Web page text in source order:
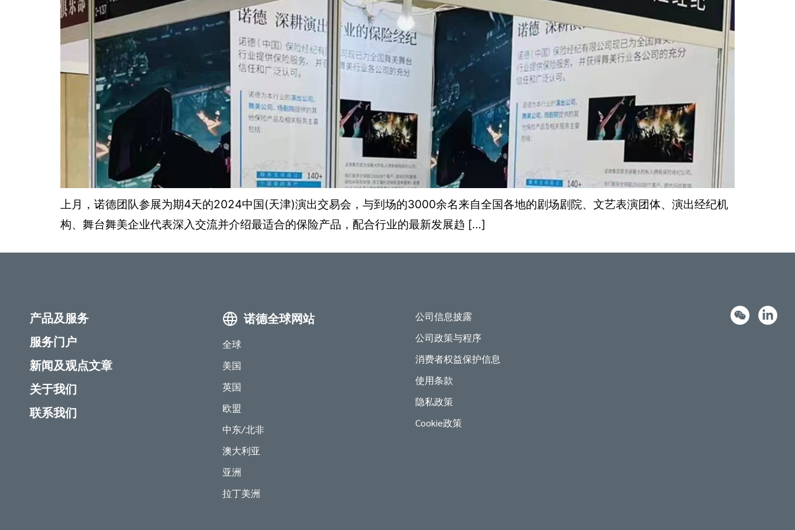
上月，诺德团队参展为期4天的2024中国(天津)演出交易会，与到场的3000余名来自全国各地的剧场剧院、文艺表演团体、演出经纪机
构、舞台舞美企业代表深入交流并介绍最适合的保险产品，配合行业的最新发展趋 […]
产品及服务
服务门户
新闻及观点文章
关于我们
联系我们
诺德全球网站
全球
美国
英国
欧盟
中东/北非
澳大利亚
亚洲
拉丁美洲
公司信息披露
公司政策与程序
消费者权益保护信息
使用条款
隐私政策
Cookie政策